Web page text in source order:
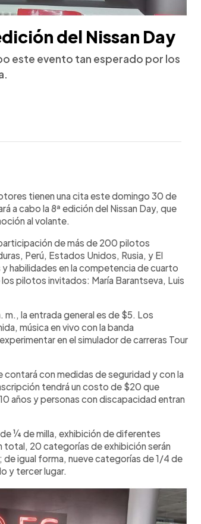
del Nissan Day
este evento tan esperado por los
tienen una cita este domingo 30 de
a cabo la 8ª edición del Nissan Day, que
al volante.
de más de 200 pilotos
Perú, Estados Unidos, Rusia, y El
habilidades en la competencia de cuarto
pilotos invitados: María Barantseva, Luis
m., la entrada general es de $5. Los
música en vivo con la banda
en el simulador de carreras Tour
con medidas de seguridad y con la
tendrá un costo de $20 que
años y personas con discapacidad entran
¼ de milla, exhibición de diferentes
total, 20 categorías de exhibición serán
igual forma, nueve categorías de 1/4 de
y tercer lugar.